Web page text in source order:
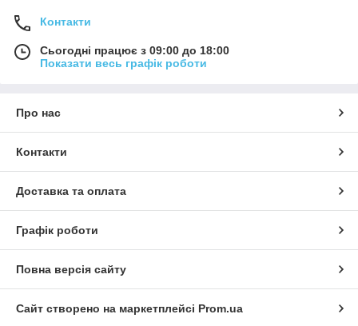
Контакти
Сьогодні працює з 09:00 до 18:00
Показати весь графік роботи
Про нас
Контакти
Доставка та оплата
Графік роботи
Повна версія сайту
Сайт створено на маркетплейсі Prom.ua